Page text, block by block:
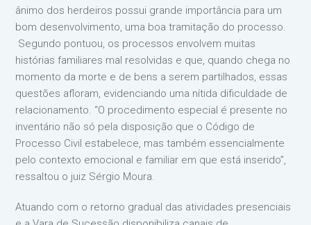
ânimo dos herdeiros possui grande importância para um
bom desenvolvimento, uma boa tramitação do processo.
Segundo pontuou, os processos envolvem muitas
histórias familiares mal resolvidas e que, quando chega no
momento da morte e de bens a serem partilhados, essas
questões afloram, evidenciando uma nítida dificuldade de
relacionamento. “O procedimento especial é presente no
inventário não só pela disposição que o Código de
Processo Civil estabelece, mas também essencialmente
pelo contexto emocional e familiar em que está inserido”,
ressaltou o juiz Sérgio Moura.
Atuando com o retorno gradual das atividades presenciais